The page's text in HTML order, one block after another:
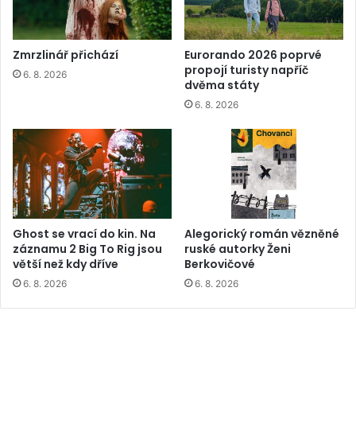
Zmrzlinář přichází
6. 8. 2026
Eurorando 2026 poprvé
propojí turisty napříč
dvěma státy
6. 8. 2026
Ghost se vrací do kin. Na
záznamu 2 Big To Rig jsou
větší než kdy dříve
6. 8. 2026
Alegorický román vězněné
ruské autorky Ženi
Berkovičové
6. 8. 2026